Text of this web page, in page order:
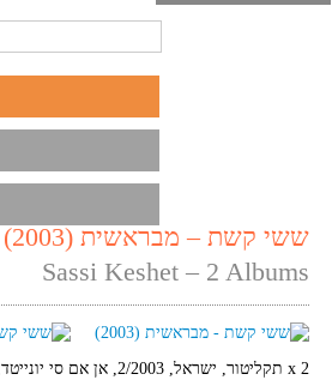
ששי קשת – מבראשית (2003)
Sassi Keshet – 2 Albums
2 x תקליטור, ישראל, 2/2003, אן אם סי יונייטד, סטריאו